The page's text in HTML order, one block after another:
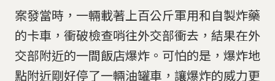
案發當時，一輛載著上百公斤軍用和自製炸藥
的卡車，衝破檢查哨往外交部衝去，結果在外
交部附近的一間飯店爆炸。可怕的是，爆炸地
點附近剛好停了一輛油罐車，讓爆炸的威力更